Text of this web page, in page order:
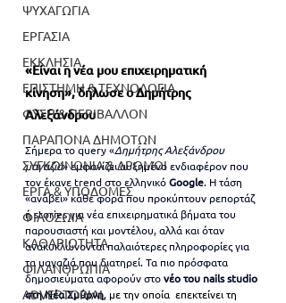
ΨΥΧΑΓΩΓΙΑ
ΕΡΓΑΣΙΑ
ΕΚΚΛΗΣΙΑ
ΕΠΙΣΤΗΜΗ & ΤΕΧΝΟΛΟΓΙΑ
ΦΥΣΗ & ΠΕΡΙΒΑΛΛΟΝ
ΠΑΡΑΠΟΝΑ ΔΗΜΟΤΩΝ
ΣΥΓΚΟΙΝΩΝΙΑ & ΔΡΟΜΟΙ
ΕΡΓΑ & ΥΠΟΔΟΜΕΣ
ΦΙΛΟΖΩΙΑ
ΚΑΘΑΡΙΟΤΗΤΑ
ΦΙΛΑΝΘΡΩΠΙΑ
ADVERTORIAL
«Είναι η νέα μου επιχειρηματική
κίνηση», δήλωσε ο Δημήτρης
Αλεξάνδρου
Σήμερα το query «Δημήτρης Αλεξάνδρου
μαγαζιά» εμφανίζει αυξημένο ενδιαφέρον που
τον έκανε trend στο ελληνικό Google. Η τάση
«ανάβει» κάθε φορά που προκύπτουν ρεπορτάζ
ή stories για νέα επιχειρηματικά βήματα του
παρουσιαστή και μοντέλου, αλλά και όταν
ανακυκλώνονται παλαιότερες πληροφορίες για
τα μαγαζιά που διατηρεί. Τα πιο πρόσφατα
δημοσιεύματα αφορούν στο νέο του nails studio
στη Νέα Σμύρνη, με την οποία  επεκτείνει τη